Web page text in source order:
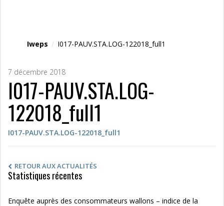
Iweps / I017-PAUV.STA.LOG-122018_full1
7 décembre 2018
I017-PAUV.STA.LOG-
122018_full1
I017-PAUV.STA.LOG-122018_full1
RETOUR AUX ACTUALITÉS
Statistiques récentes
Enquête auprès des consommateurs wallons – indice de la